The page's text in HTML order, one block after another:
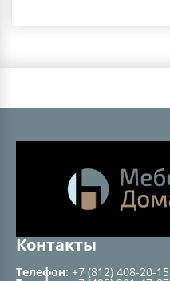
Контакты
Телефон: +7 (812) 408-20-15